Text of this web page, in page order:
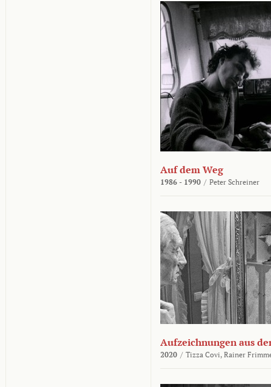
Auf dem Weg
1986 - 1990 / Peter Schreiner
Aufzeichnungen aus
2020 / Tizza Covi, Rainer